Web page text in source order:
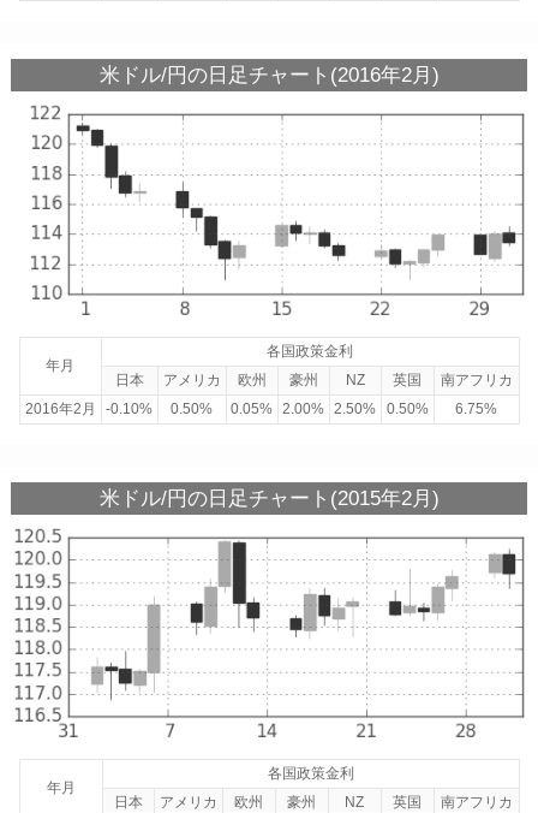
米ドル/円の日足チャート(2016年2月)
年月
各国政策金利
日本
アメリカ 欧州 豪州 NZ 英国
南アフリカ
2016年2月
-0.10% 0.50% 0.05% 2.00% 2.50% 0.50% 6.75%
米ドル/円の日足チャート(2015年2月)
年月
各国政策金利
日本
アメリカ 欧州 豪州 NZ 英国
南アフリカ